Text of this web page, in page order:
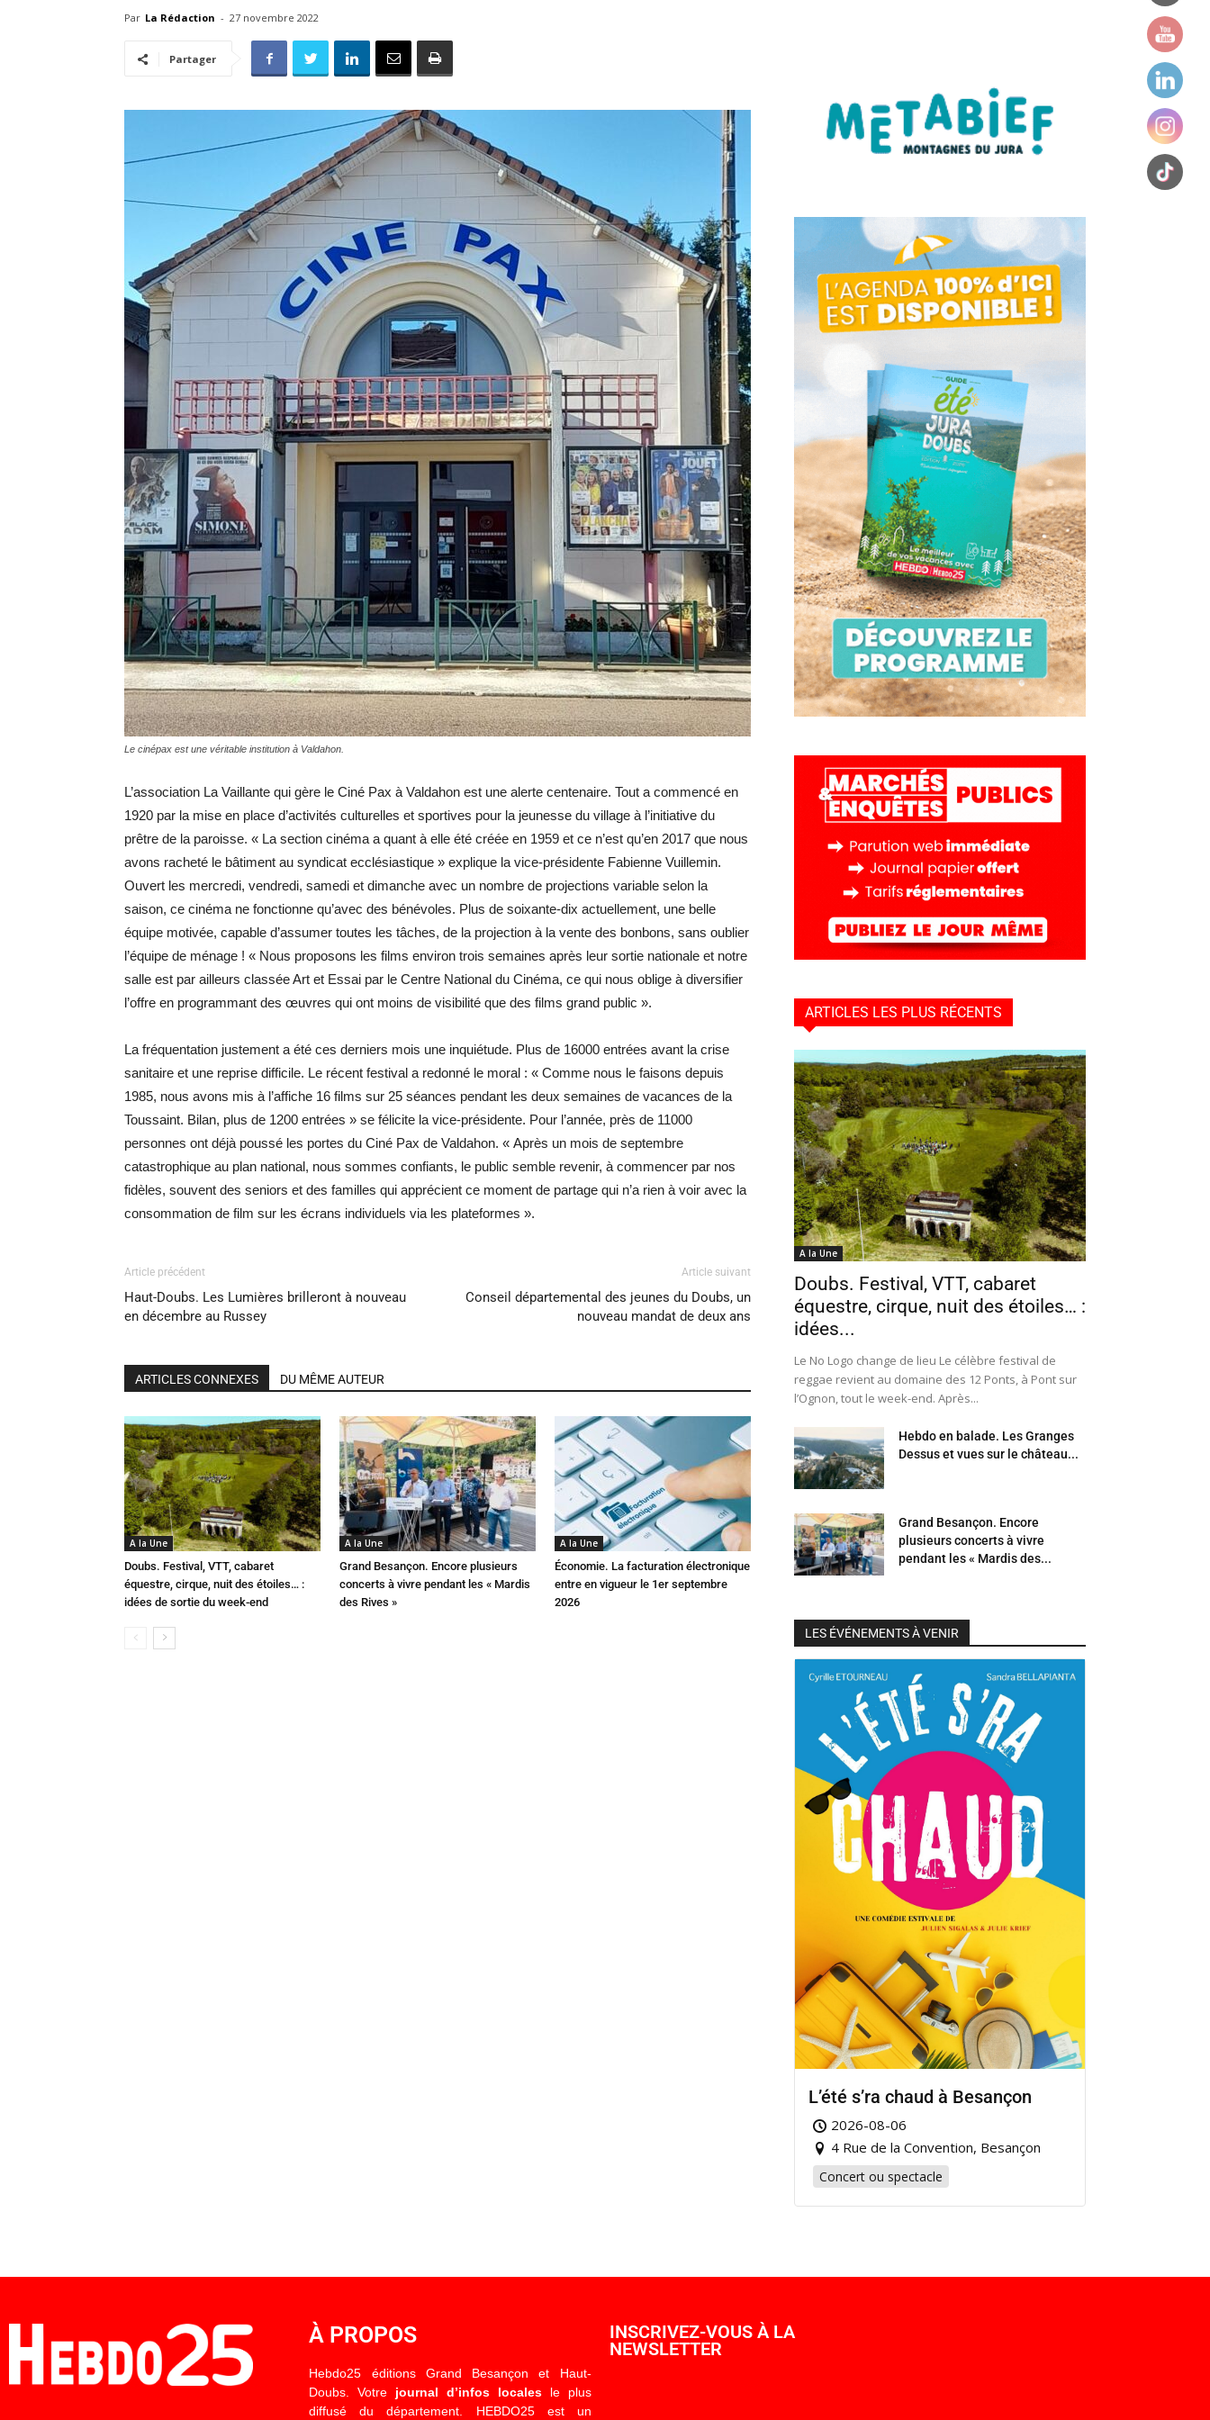
locale
–
Hebdo25
Par La Rédaction - 27 novembre 2022
Partager
Le cinépax est une véritable institution à Valdahon.
L’association La Vaillante qui gère le Ciné Pax à Valdahon est une alerte centenaire. Tout a commencé en
1920 par la mise en place d’activités culturelles et sportives pour la jeunesse du village à l’initiative du
prêtre de la paroisse. « La section cinéma a quant à elle été créée en 1959 et ce n’est qu’en 2017 que nous
avons racheté le bâtiment au syndicat ecclésiastique » explique la vice-présidente Fabienne Vuillemin.
Ouvert les mercredi, vendredi, samedi et dimanche avec un nombre de projections variable selon la
saison, ce cinéma ne fonctionne qu’avec des bénévoles. Plus de soixante-dix actuellement, une belle
équipe motivée, capable d’assumer toutes les tâches, de la projection à la vente des bonbons, sans oublier
l’équipe de ménage ! « Nous proposons les films environ trois semaines après leur sortie nationale et notre
salle est par ailleurs classée Art et Essai par le Centre National du Cinéma, ce qui nous oblige à diversifier
l’offre en programmant des œuvres qui ont moins de visibilité que des films grand public ».
La fréquentation justement a été ces derniers mois une inquiétude. Plus de 16000 entrées avant la crise
sanitaire et une reprise difficile. Le récent festival a redonné le moral : « Comme nous le faisons depuis
1985, nous avons mis à l’affiche 16 films sur 25 séances pendant les deux semaines de vacances de la
Toussaint. Bilan, plus de 1200 entrées » se félicite la vice-présidente. Pour l’année, près de 11000
personnes ont déjà poussé les portes du Ciné Pax de Valdahon. « Après un mois de septembre
catastrophique au plan national, nous sommes confiants, le public semble revenir, à commencer par nos
fidèles, souvent des seniors et des familles qui apprécient ce moment de partage qui n’a rien à voir avec la
consommation de film sur les écrans individuels via les plateformes ».
Article précédent
Haut-Doubs. Les Lumières brilleront à nouveau
en décembre au Russey
Article suivant
Conseil départemental des jeunes du Doubs, un
nouveau mandat de deux ans
ARTICLES CONNEXES DU MÊME AUTEUR
A la Une
Doubs. Festival, VTT, cabaret
équestre, cirque, nuit des étoiles… :
idées de sortie du week-end
A la Une
Grand Besançon. Encore plusieurs
concerts à vivre pendant les « Mardis
des Rives »
A la Une
Économie. La facturation électronique
entre en vigueur le 1er septembre
2026
ARTICLES LES PLUS RÉCENTS
A la Une
Doubs. Festival, VTT, cabaret
équestre, cirque, nuit des étoiles… :
idées...
Le No Logo change de lieu Le célèbre festival de
reggae revient au domaine des 12 Ponts, à Pont sur
l’Ognon, tout le week-end. Après...
Hebdo en balade. Les Granges
Dessus et vues sur le château...
Grand Besançon. Encore
plusieurs concerts à vivre
pendant les « Mardis des...
LES ÉVÉNEMENTS À VENIR
L’été s’ra chaud à Besançon
2026-08-06
4 Rue de la Convention, Besançon
Concert ou spectacle
À PROPOS
Hebdo25 éditions Grand Besançon et Haut-
Doubs. Votre journal d’infos localesle plus
diffusé du département. HEBDO25 est un
INSCRIVEZ-VOUS À LA
NEWSLETTER